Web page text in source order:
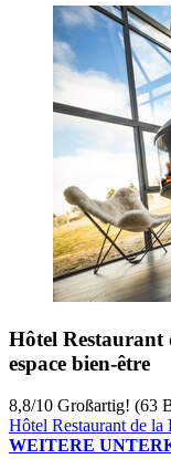
Hôtel Restaurant
espace bien-être
8,8/10 Großartig! (63
Hôtel Restaurant de la
WEITERE